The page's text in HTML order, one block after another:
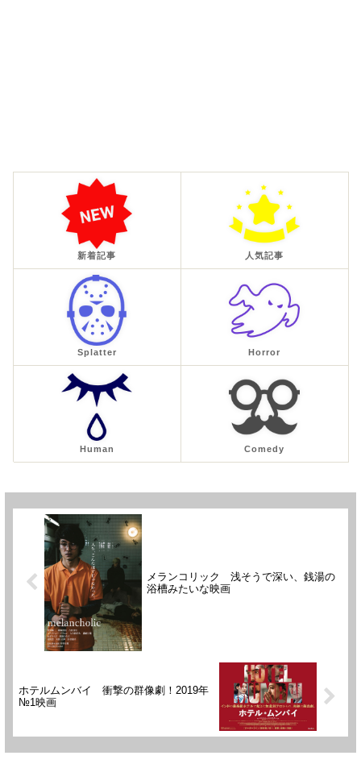
新着記事 人気記事
Splatter Horror
Human Comedy
メランコリック 浅そうで深い、銭湯の
浴槽みたいな映画
ホテルムンバイ 衝撃の群像劇！2019年
№1映画